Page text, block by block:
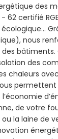
des
62 certifié
nous
bâtiments.
des
chaleurs
de votre
la laine de